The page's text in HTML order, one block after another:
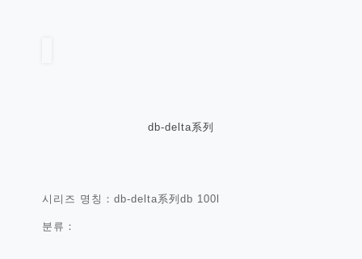
db-delta系列
시리즈 명칭：db-delta系列db 100l
분류：